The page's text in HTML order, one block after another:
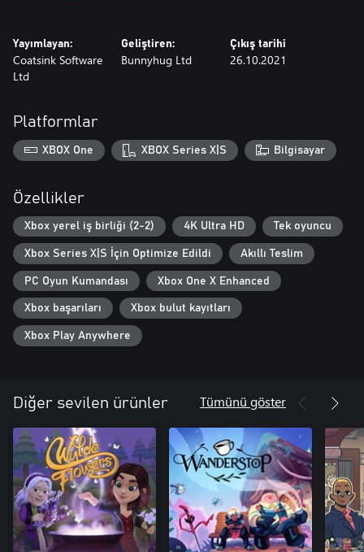
tutma sanatında ustalaşırken 151 su canlısını belgele ve
Moonglow Bay'de saklı sırları ortaya çıkarırken çeşitli yöresel
yabani hayvanları keşfet.
Yayımlayan:
Coatsink Software
Ltd
Geliştiren:
Bunnyhug Ltd
Çıkış tarihi
26.10.2021
Platformlar
XBOX One XBOX Series X|S Bilgisayar
Özellikler
Xbox yerel iş birliği (2-2) 4K Ultra HD Tek oyuncu
Xbox Series X|S İçin Optimize Edildi Akıllı Teslim
PC Oyun Kumandası Xbox One X Enhanced
Xbox başarıları Xbox bulut kayıtları
Xbox Play Anywhere
Diğer sevilen ürünler Tümünü göster